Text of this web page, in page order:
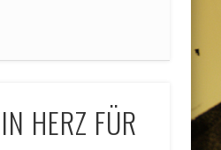
HERZ FÜR